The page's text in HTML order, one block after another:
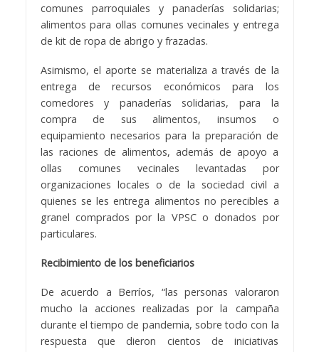
comunes parroquiales y panaderías solidarias;
alimentos para ollas comunes vecinales y entrega
de kit de ropa de abrigo y frazadas.
Asimismo, el aporte se materializa a través de la
entrega de recursos económicos para los
comedores y panaderías solidarias, para la
compra de sus alimentos, insumos o
equipamiento necesarios para la preparación de
las raciones de alimentos, además de apoyo a
ollas comunes vecinales levantadas por
organizaciones locales o de la sociedad civil a
quienes se les entrega alimentos no perecibles a
granel comprados por la VPSC o donados por
particulares.
Recibimiento de los beneficiarios
De acuerdo a Berríos, “las personas valoraron
mucho la acciones realizadas por la campaña
durante el tiempo de pandemia, sobre todo con la
respuesta que dieron cientos de iniciativas